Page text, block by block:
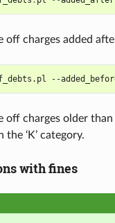
off charges added
off charges older
the ‘K’ category.
with fines